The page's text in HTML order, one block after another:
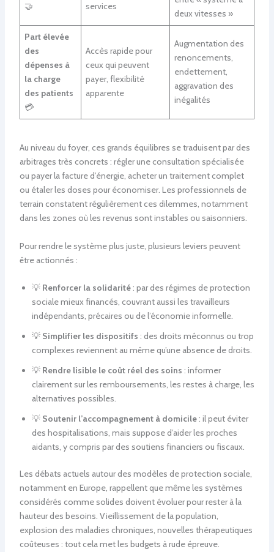
🤝 services
deux vitesses »
Part élevée
des
dépenses à
la charge
des patients
💳
Accès rapide pour
ceux qui peuvent
payer, flexibilité
apparente
Augmentation des
renoncements,
endettement,
aggravation des
inégalités
Au niveau du foyer, ces grands équilibres se traduisent par des
arbitrages très concrets : régler une consultation spécialisée
ou payer la facture d’énergie, acheter un traitement complet
ou étaler les doses pour économiser. Les professionnels de
terrain constatent régulièrement ces dilemmes, notamment
dans les zones où les revenus sont instables ou saisonniers.
Pour rendre le système plus juste, plusieurs leviers peuvent
être actionnés :
💡 Renforcer la solidarité: par des régimes de protection
sociale mieux financés, couvrant aussi les travailleurs
indépendants, précaires ou de l’économie informelle.
💡 Simplifier les dispositifs : des droits méconnus ou trop
complexes reviennent au même qu’une absence de droits.
💡 Rendre lisible le coût réel des soins : informer
clairement sur les remboursements, les restes à charge, les
alternatives possibles.
💡 Soutenir l’accompagnement à domicile: il peut éviter
des hospitalisations, mais suppose d’aider les proches
aidants, y compris par des soutiens financiers ou fiscaux.
Les débats actuels autour des modèles de protection sociale,
notamment en Europe, rappellent que même les systèmes
considérés comme solides doivent évoluer pour rester à la
hauteur des besoins. Vieillissement de la population,
explosion des maladies chroniques, nouvelles thérapeutiques
coûteuses : tout cela met les budgets à rude épreuve.